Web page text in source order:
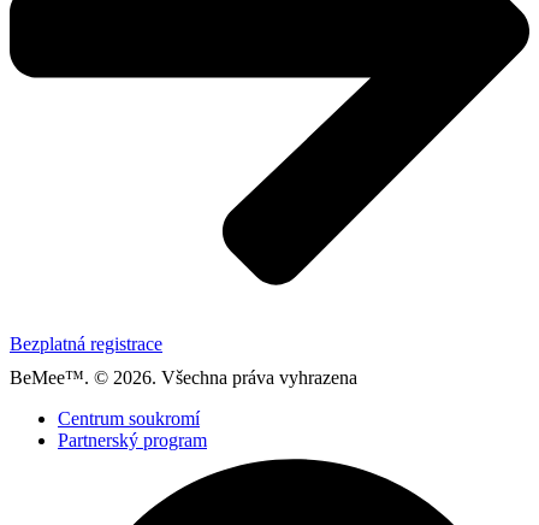
Bezplatná registrace
BeMee™. © 2026. Všechna práva vyhrazena
Centrum soukromí
Partnerský program